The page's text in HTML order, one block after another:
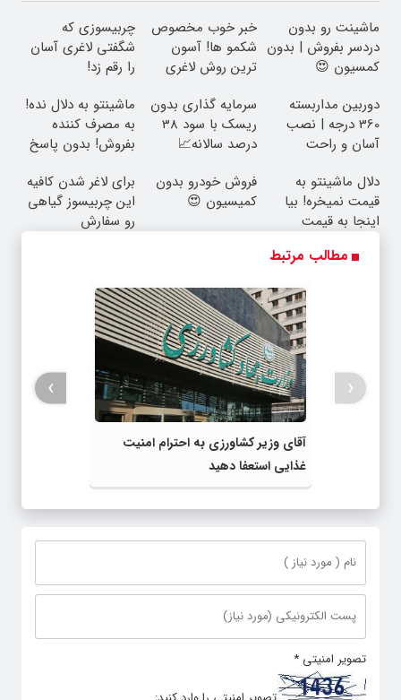
ماشینت رو بدون
دردسر بفروش | بدون
کمسیون 😍
خبر خوب مخصوص
شکمو ها! آسون
ترین روش لاغری
چربیسوزی که
شگفتی لاغری آسان
را رقم زد!
دوربین مداربسته
360 درجه | نصب
آسان و راحت
سرمایه گذاری بدون
ریسک با سود 38
درصد سالانه📈
ماشینتو به دلال نده!
به مصرف کننده
بفروش! بدون پاسخ
دلال ماشینتو به
قیمت نمیخره! بیا
اینجا به قیمت
واقعی*
فروش خودرو بدون
کمیسیون 😍
برای لاغر شدن کافیه
این چربیسوز گیاهی
رو سفارش
مطالب مرتبط
آقای وزیر کشاورزی به احترام امنیت
غذایی استعفا دهید
‹
›
تصویر امنیتی *